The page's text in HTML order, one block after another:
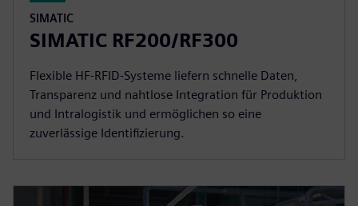
SIMATIC
SIMATIC RF200/RF300
Flexible HF-RFID-Systeme liefern schnelle Daten,
Transparenz und nahtlose Integration für Produktion
und Intralogistik und ermöglichen so eine
zuverlässige Identifizierung.